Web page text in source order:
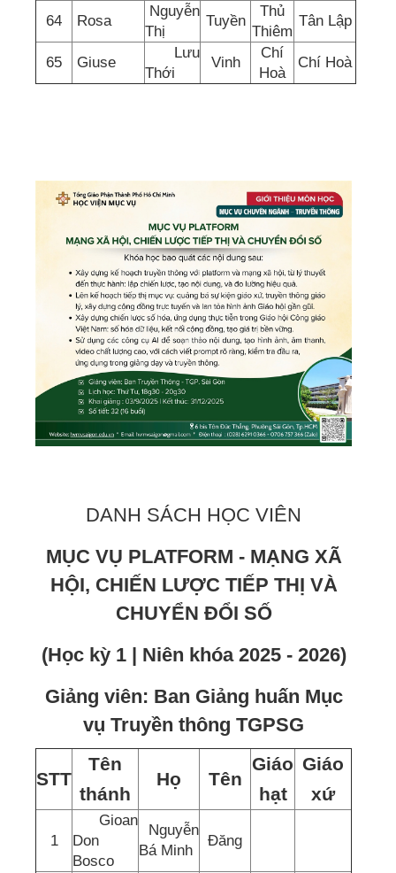
64 Rosa
Nguyễn
Thị
Tuyền
Thủ
Thiêm
Tân Lập
65 Giuse
Lưu
Thới
Vinh
Chí
Hoà
Chí Hoà
DANH SÁCH HỌC VIÊN
MỤC VỤ PLATFORM - MẠNG XÃ
HỘI, CHIẾN LƯỢC TIẾP THỊ VÀ
CHUYỂN ĐỔI SỐ
(Học kỳ 1 | Niên khóa 2025 - 2026)
Giảng viên: Ban Giảng huấn Mục
vụ Truyền thông TGPSG
STT
Tên
thánh
Họ Tên
Giáo
hạt
Giáo
xứ
1
Gioan
Don
Bosco
Nguyễn
Bá Minh
Đăng